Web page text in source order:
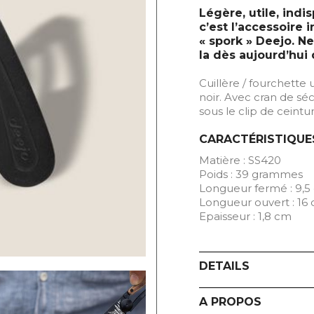
Légère, utile,
c’est
« spork » Deejo.
la dès
Cuillère / fourchette
noir. Avec cran de
sous le clip de
Matière : SS420
Poids : 39 grammes
Longueur fermé : 9,5
Longueur ouvert : 16
Epaisseur : 1,8 cm
DETAILS
A PROPOS